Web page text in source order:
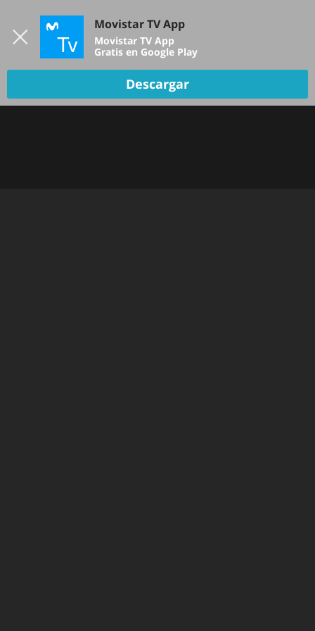
TV EN VIVO
Movistar TV App
Movistar TV App
Gratis en Google Play
Descargar